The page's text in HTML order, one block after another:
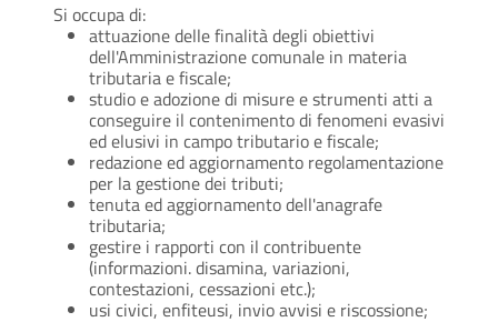
Si occupa di:
attuazione delle finalità degli obiettivi
dell'Amministrazione comunale in materia
tributaria e fiscale;
studio e adozione di misure e strumenti atti a
conseguire il contenimento di fenomeni evasivi
ed elusivi in campo tributario e fiscale;
redazione ed aggiornamento regolamentazione
per la gestione dei tributi;
tenuta ed aggiornamento dell'anagrafe
tributaria;
gestire i rapporti con il contribuente
(informazioni. disamina, variazioni,
contestazioni, cessazioni etc.);
usi civici, enfiteusi, invio avvisi e riscossione;